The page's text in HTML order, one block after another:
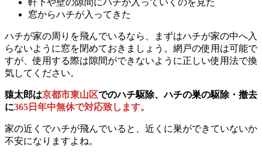
窓からハチが入ってきた
ハチが家の周りを飛んでいるなら、まずはハチが家の中へ入
らないように窓を閉めておきましょう。網戸の使用は可能で
すが、使用する際は隙間ができないように正しい使用法で換
気してください。
猿太郎は京都市東山区でのハチ駆除、ハチの巣の駆除・撤去
に365日年中無休で対応致します。
家の近くでハチが飛んでいると、近くに巣ができていないか
不安になりますよね。